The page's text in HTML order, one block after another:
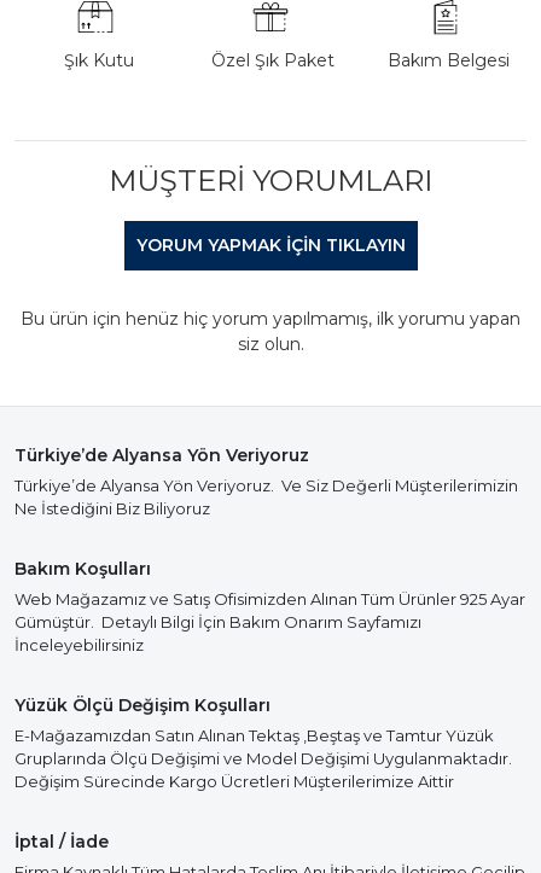
Şık Kutu Özel Şık Paket Bakım Belgesi
MÜŞTERI YORUMLARI
YORUM YAPMAK IÇIN TIKLAYIN
Bu ürün için henüz hiç yorum yapılmamış, ilk yorumu yapan
siz olun.
Türkiye’de Alyansa Yön Veriyoruz
Türkiye’de Alyansa Yön Veriyoruz. Ve Siz Değerli Müşterilerimizin
Ne İstediğini Biz Biliyoruz
Bakım Koşulları
Web Mağazamız ve Satış Ofisimizden Alınan Tüm Ürünler 925 Ayar
Gümüştür. Detaylı Bilgi İçin Bakım Onarım Sayfamızı
İnceleyebilirsiniz
Yüzük Ölçü Değişim Koşulları
E-Mağazamızdan Satın Alınan Tektaş ,Beştaş ve Tamtur Yüzük
Gruplarında Ölçü Değişimi ve Model Değişimi Uygulanmaktadır.
Değişim Sürecinde Kargo Ücretleri Müşterilerimize Aittir
İptal / İade